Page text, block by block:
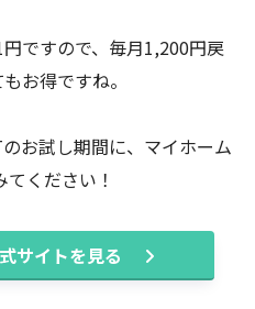
ですので、毎月1,200円戻
お得ですね。
お試し期間に、マイホーム
ください！
サイトを見る